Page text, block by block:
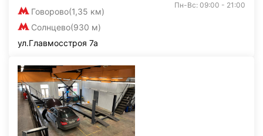
Говорово(1,35 км)
Солнцево(930 м)
Пн-Вс: 09:00 - 21:00
ул.Главмосстроя 7а